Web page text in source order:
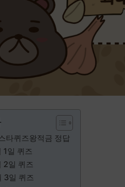
타퀴즈왕적금 정답
1일 퀴즈
2일 퀴즈
3일 퀴즈